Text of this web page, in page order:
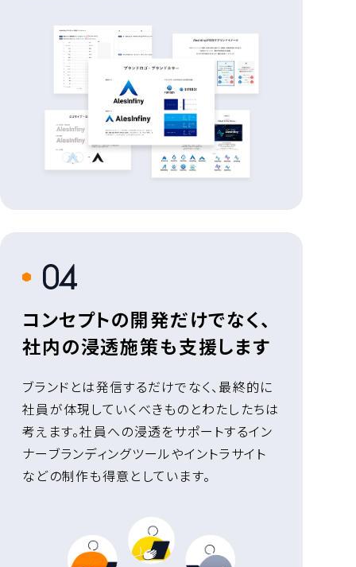
4
コンセプトの開発だけでなく、
社内の浸透施策も支援します
ブランドとは発信するだけでなく、最終的に
社員が体現していくべきものとわたしたちは
考えます。社員への浸透をサポートするイン
ナーブランディングツールやイントラサイト
などの制作も得意としています。